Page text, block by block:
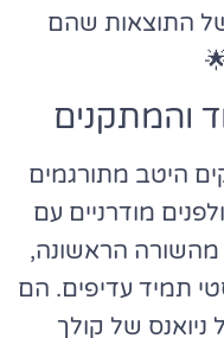
התוצאות שהם
והמתקנים
היטב מתורגמים
מודרניים עם
מהשורה הראשונה,
תמיד עדיפים. הם
ניואנס של קולך